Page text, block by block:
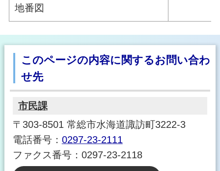
地番図
このページの内容に関するお問い合わ
せ先
市民課
〒303-8501 常総市水海道諏訪町3222-3
電話番号： 0297-23-2111
ファクス番号：0297-23-2118